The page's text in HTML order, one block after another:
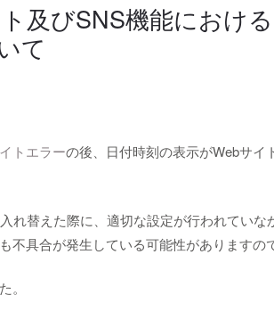
及びSNS機能におけ
て
トエラーの後、日付時刻の表示がWebサイ
れ替えた際に、適切な設定が行われてい
不具合が発生している可能性がありますの
。